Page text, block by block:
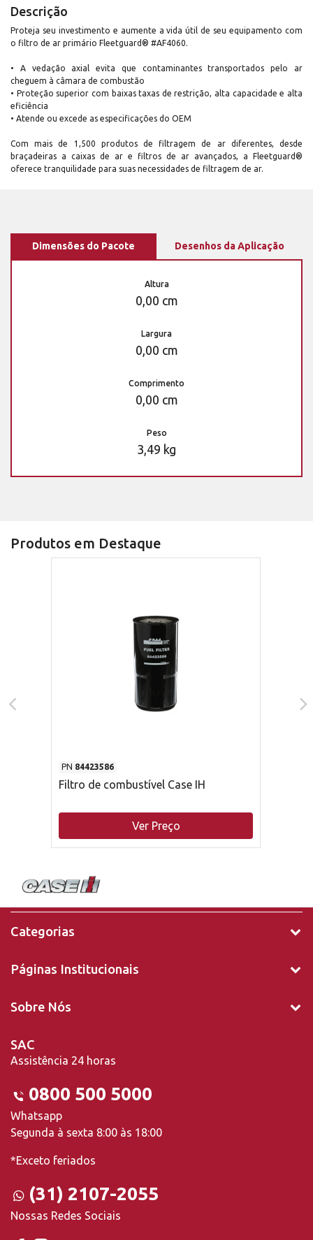
Descrição
Proteja seu investimento e aumente a vida útil de seu equipamento com
o filtro de ar primário Fleetguard® #AF4060.
• A vedação axial evita que contaminantes transportados pelo ar
cheguem à câmara de combustão
• Proteção superior com baixas taxas de restrição, alta capacidade e alta
eficiência
• Atende ou excede as especificações do OEM
Com mais de 1,500 produtos de filtragem de ar diferentes, desde
braçadeiras a caixas de ar e filtros de ar avançados, a Fleetguard®
oferece tranquilidade para suas necessidades de filtragem de ar.
Dimensões do Pacote Desenhos da Aplicação
Altura
0,00 cm
Largura
0,00 cm
Comprimento
0,00 cm
Peso
3,49 kg
Produtos em Destaque
PN 84423586
Filtro de combustível Case IH
Ver Preço
Categorias
Páginas Institucionais
Sobre Nós
SAC
Assistência 24 horas
0800 500 5000
Whatsapp
Segunda à sexta 8:00 às 18:00
*Exceto feriados
(31) 2107-2055
Nossas Redes Sociais